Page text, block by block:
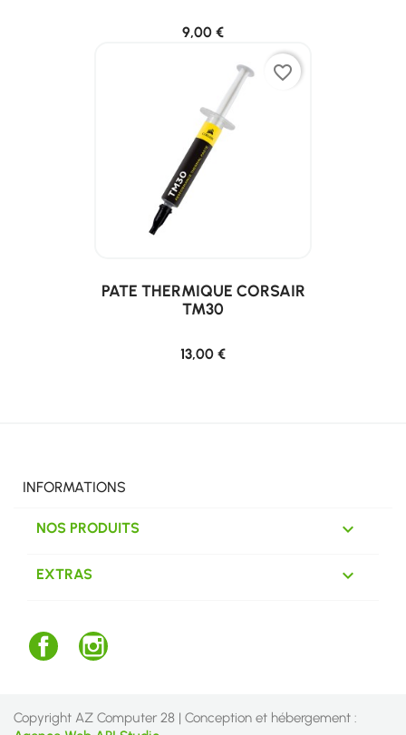
9,00 €
favorite_border
PATE THERMIQUE CORSAIR
TM30
13,00 €
INFORMATIONS
NOS PRODUITS 
EXTRAS 
FacebookInstagram
Copyright AZ Computer 28 | Conception et hébergement :